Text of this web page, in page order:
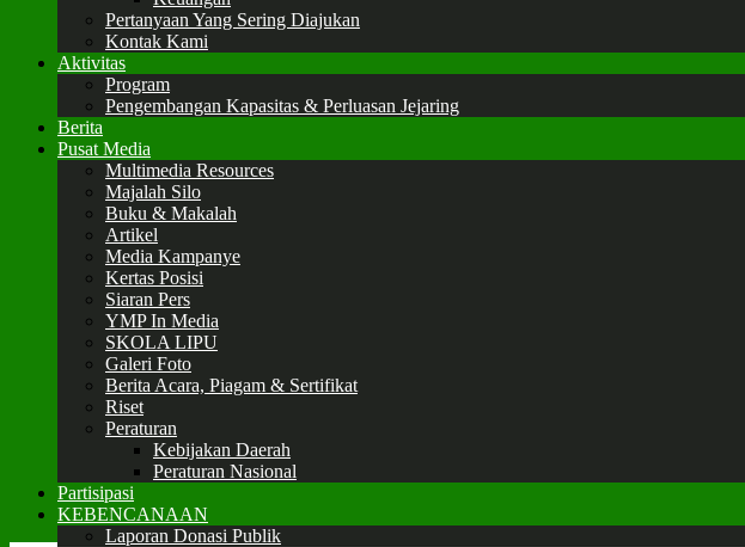
Pertanyaan Yang Sering Diajukan
Kontak Kami
Aktivitas
Program
Pengembangan Kapasitas & Perluasan Jejaring
Berita
Pusat Media
Multimedia Resources
Majalah Silo
Buku & Makalah
Artikel
Media Kampanye
Kertas Posisi
Siaran Pers
YMP In Media
SKOLA LIPU
Galeri Foto
Berita Acara, Piagam & Sertifikat
Riset
Peraturan
Kebijakan Daerah
Peraturan Nasional
Partisipasi
KEBENCANAAN
Laporan Donasi Publik